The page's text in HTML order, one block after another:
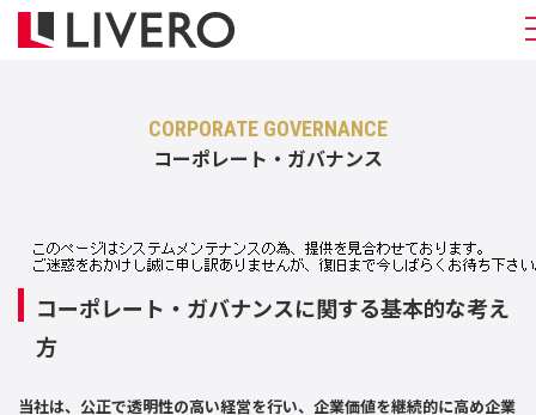
CORPORATE GOVERNANCE
コーポレート・ガバナンス
コーポレート・ガバナンスに関する基本的な考え
方
当社は、公正で透明性の高い経営を行い、企業価値を継続的に高め企業